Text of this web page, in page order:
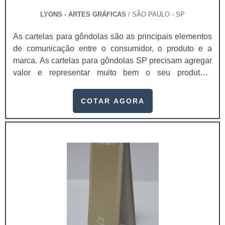
LYONS - ARTES GRÁFICAS / SÃO PAULO - SP
As cartelas para gôndolas são as principais elementos
de comunicação entre o consumidor, o produto e a
marca. As cartelas para gôndolas SP precisam agregar
valor e representar muito bem o seu produto.A
comunicação entre o consumidor, o produto e a marca.
do produto. Se a embalagem não estiver de acordo com
chance do consumidor não perceber o produto é maior.
As cartelas para as gôndolas podem ser produzidas
com:Papel;Duplex;Triplex;Couchê;Pode ser produzido
em diversas gramaturas, assim como a bolha.Entre os
principais atributos mais facilmente perceptíveis
gerados pelo design estão a praticidade, conveniência,
facilidade de uso, conforto, segurança e proteção ao
COTAR AGORA